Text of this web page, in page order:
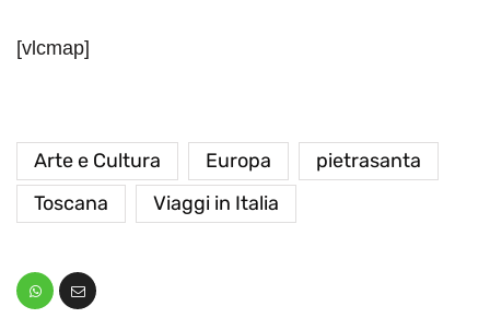
[vlcmap]
Arte e Cultura Europa
pietrasanta
Toscana
Viaggi in Italia